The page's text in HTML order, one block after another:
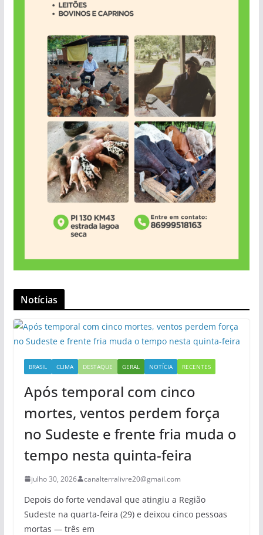
Notícias
BRASIL CLIMA DESTAQUE GERAL NOTÍCIA RECENTES
Após temporal com cinco
mortes, ventos perdem força
no Sudeste e frente fria muda o
tempo nesta quinta-feira
julho 30, 2026 canalterralivre20@gmail.com
Depois do forte vendaval que atingiu a Região
Sudeste na quarta-feira (29) e deixou cinco pessoas
mortas — três em